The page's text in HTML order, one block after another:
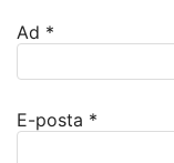
Ad *
E-posta *